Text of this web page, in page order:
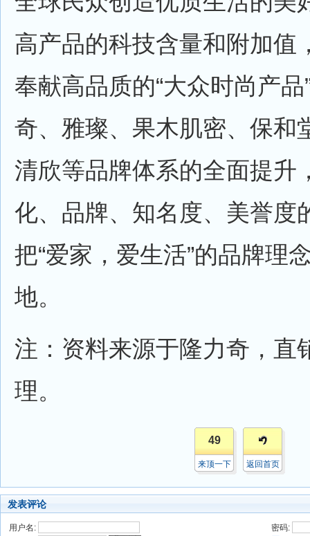
高产品的科技含量和附加值
奉献高品质的“大众时尚产
奇、雅璨、果木肌密、保和
清欣等品牌体系的全面提升
化、品牌、知名度、美誉度
把“爱家，爱生活”的品牌理
地。
注：资料来源于隆力奇，直
理。
49
来顶一下 返回首页
发表评论
用户名:
密码: